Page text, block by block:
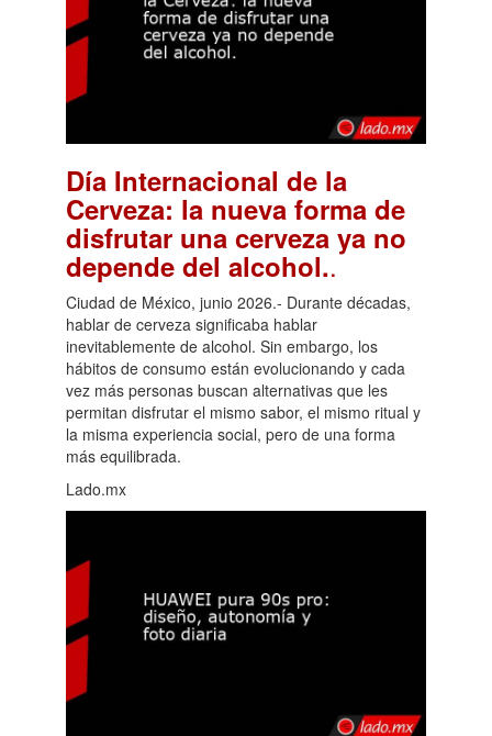
Día Internacional de la
Cerveza: la nueva forma de
disfrutar una cerveza ya no
depende del alcohol..
Ciudad de México, junio 2026.- Durante décadas,
hablar de cerveza significaba hablar
inevitablemente de alcohol. Sin embargo, los
hábitos de consumo están evolucionando y cada
vez más personas buscan alternativas que les
permitan disfrutar el mismo sabor, el mismo ritual y
la misma experiencia social, pero de una forma
más equilibrada.
Lado.mx